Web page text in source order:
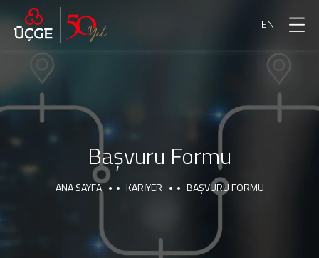
EN
Başvuru Formu
ANA SAYFA KARIYER BAŞVURU FORMU